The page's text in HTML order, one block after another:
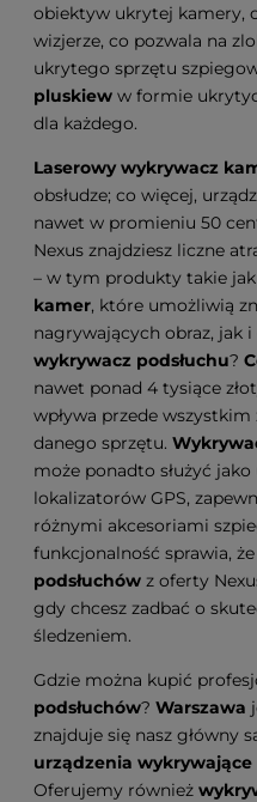
obiektyw ukrytej kamery,
wizjerze, co pozwala na
ukrytego sprzętu
pluskiew w formie
dla każdego.
Laserowy wykrywacz
obsłudze; co więcej,
nawet w promieniu 50
Nexus znajdziesz liczne
– w tym produkty takie jak
kamer, które umożliwią
nagrywających obraz, jak
wykrywacz podsłuchu?
nawet ponad 4 tysiące
wpływa przede
danego sprzętu.
może ponadto służyć
lokalizatorów GPS,
różnymi akcesoriami
funkcjonalność sprawia, że
podsłuchów z oferty
gdy chcesz zadbać o
śledzeniem.
Gdzie można kupić
podsłuchów? Warszawa
znajduje się nasz główny
urządzenia wykrywające
Oferujemy również